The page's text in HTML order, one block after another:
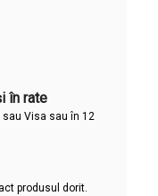
în rate
sau Visa sau în 12
produsul dorit.